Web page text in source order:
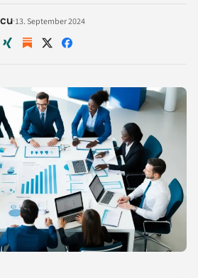
·13. September 2024
Auf Auf Auf